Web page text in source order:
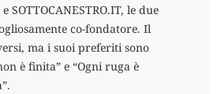
SOTTOCANESTRO.IT, le due
co-fondatore. Il
ma i suoi preferiti sono
è finita” e “Ogni ruga è